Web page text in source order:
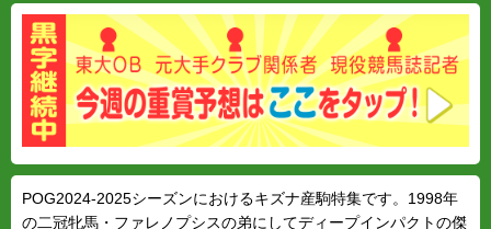
POG2024-2025シーズンにおけるキズナ産駒特集です。1998年
の二冠牝馬・ファレノプシスの弟にしてディープインパクトの傑